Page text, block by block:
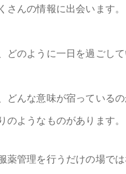
んの情報に出会います。
どのように一日を過ごし
どんな意味が宿っている
ようなものがあります。
管理を行うだけの場では